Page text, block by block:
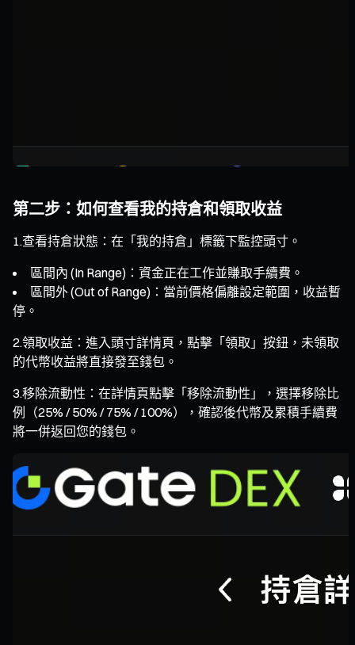
第二步：如何查看我的持倉和領取收益
1.查看持倉狀態：在「我的持倉」標籤下監控頭寸。
區間內 (In Range)：資金正在工作並賺取手續費。
區間外 (Out of Range)：當前價格偏離設定範圍，收益暫
停。
2.領取收益：進入頭寸詳情頁，點擊「領取」按鈕，未領取
的代幣收益將直接發至錢包。
3.移除流動性：在詳情頁點擊「移除流動性」，選擇移除比
例（25% / 50% / 75% / 100%），確認後代幣及累積手續費
將一併返回您的錢包。